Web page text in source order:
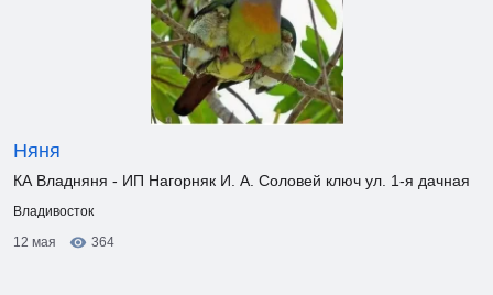
Няня
КА Владняня - ИП Нагорняк И. А. Соловей ключ ул. 1-я дачная
Владивосток
12 мая
364